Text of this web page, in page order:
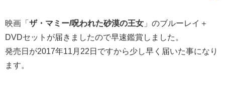
映画「 ザ・マミー/呪われた砂漠の王女 」のブルーレイ＋
DVDセットが届きましたので早速鑑賞しました。
発売日が2017年11月22日ですから少し早く届いた事になり
ます。